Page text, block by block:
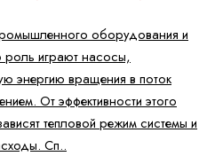
оборудования и
роль играют насосы,
энергию вращения в поток
От эффективности этого
тепловой режим системы и
Сп..